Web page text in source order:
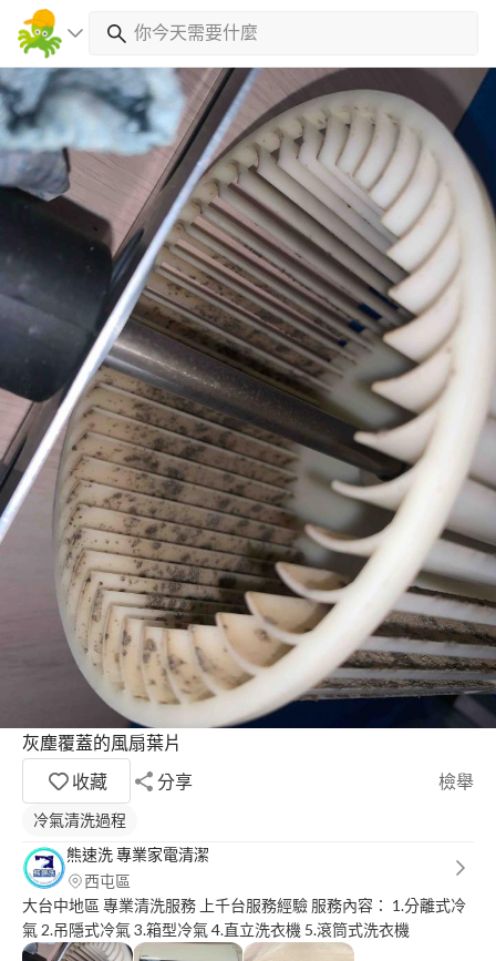
灰塵覆蓋的風扇葉片
收藏
分享 檢舉
冷氣清洗過程
熊速洗 專業家電清潔
西屯區
大台中地區 專業清洗服務 上千台服務經驗 服務內容： 1.分離式冷
氣 2.吊隱式冷氣 3.箱型冷氣 4.直立洗衣機 5.滾筒式洗衣機